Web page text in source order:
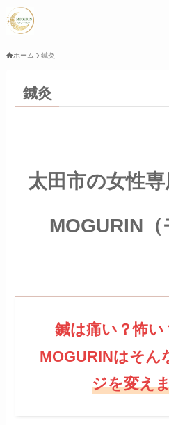
ホーム 鍼灸
鍼灸
太田市の女性
MOGURIN（
鍼は痛い？怖い
MOGURINはそん
ジを変え